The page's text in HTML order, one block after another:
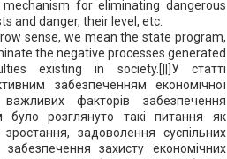
for eliminating dangerous
and danger, their level, etc.
sense, we mean the state program,
the negative processes generated
existing in society.[||]У статті
забезпеченням економічної
факторів забезпечення
розглянуто такі питання як
задоволення суспільних
захисту економічних